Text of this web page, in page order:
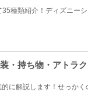
種類紹介！ディズニー
・持ち物・アトラ
に解説します！せっか